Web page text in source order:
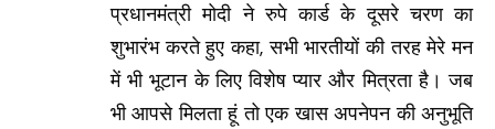
प्रधानमंत्री मोदी ने रुपे कार्ड के दूसरे चरण का
शुभारंभ करते हुए कहा, सभी भारतीयों की तरह मेरे मन
में भी भूटान के लिए विशेष प्यार और मित्रता है। जब
भी आपसे मिलता हूं तो एक खास अपनेपन की अनुभूति